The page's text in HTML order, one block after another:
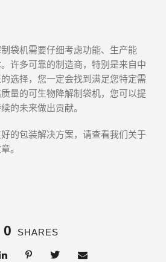
袋机需要仔细考虑功能、生产能
许多可靠的制造商，特别是来自中
选择，您一定会找到满足您特定需
量的可生物降解制袋机，您可以提
的未来做出贡献。
的包装解决方案，请查看我们关于
。
0 SHARES